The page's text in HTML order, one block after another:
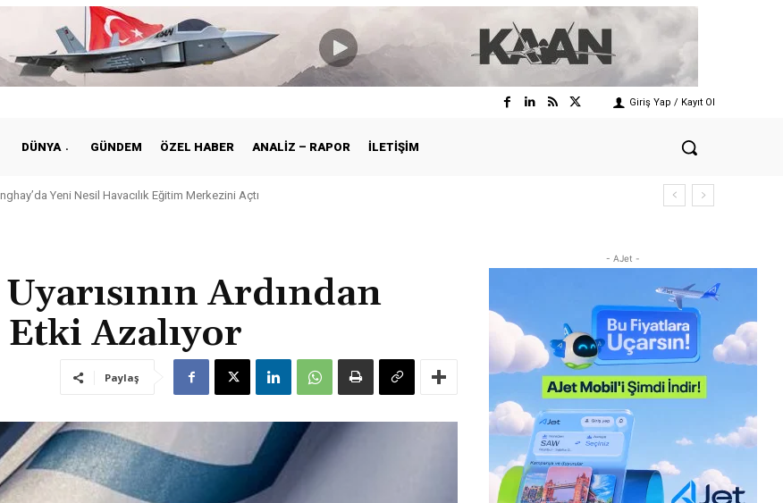
Giriş Yap / Kayıt Ol
DÜNYA GÜNDEM ÖZEL HABER ANALIZ – RAPOR İLETIŞIM
Yeni Nesil Havacılık Eğitim Merkezini Açtı
Ardından
Azalıyor
Paylaş
- AJet -